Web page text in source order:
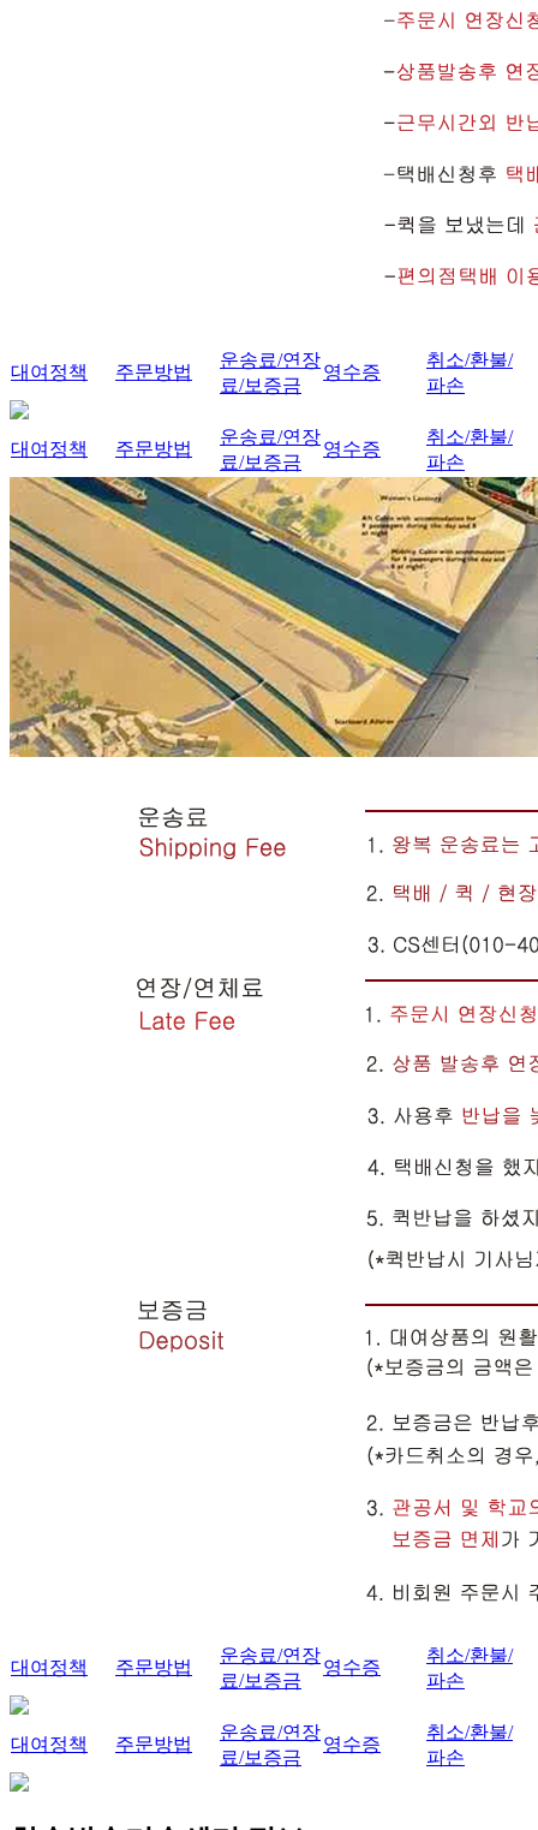
대여정책 주문방법
운송료/연장
료/보증금
영수증
취소/환불/
파손
대여정책 주문방법
운송료/연장
료/보증금
영수증
취소/환불/
파손
대여정책 주문방법
운송료/연장
료/보증금
영수증
취소/환불/
파손
대여정책 주문방법
운송료/연장
료/보증금
영수증
취소/환불/
파손